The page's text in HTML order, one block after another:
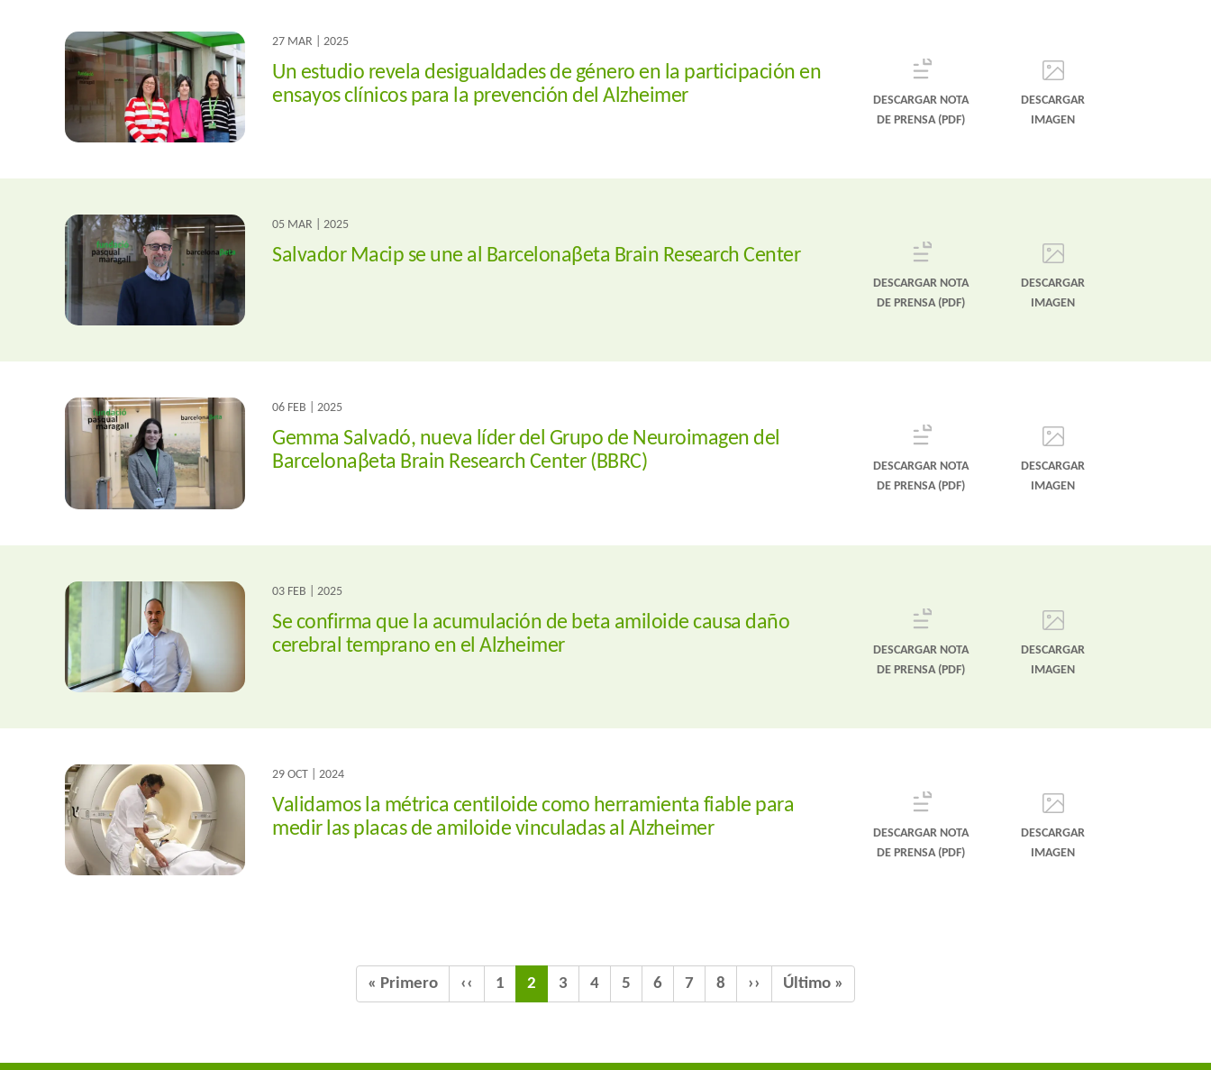
27 MAR | 2025
Un estudio revela desigualdades de género en la participación en
ensayos clínicos para la prevención del Alzheimer
DESCARGAR NOTA
DE PRENSA (PDF)
DESCARGAR
IMAGEN
05 MAR | 2025
Salvador Macip se une al Barcelonaβeta Brain Research Center
DESCARGAR NOTA
DE PRENSA (PDF)
DESCARGAR
IMAGEN
06 FEB | 2025
Gemma Salvadó, nueva líder del Grupo de Neuroimagen del
Barcelonaβeta Brain Research Center (BBRC)
DESCARGAR NOTA
DE PRENSA (PDF)
DESCARGAR
IMAGEN
03 FEB | 2025
Se confirma que la acumulación de beta amiloide causa daño
cerebral temprano en el Alzheimer
DESCARGAR NOTA
DE PRENSA (PDF)
DESCARGAR
IMAGEN
29 OCT | 2024
Validamos la métrica centiloide como herramienta fiable para
medir las placas de amiloide vinculadas al Alzheimer
DESCARGAR NOTA
DE PRENSA (PDF)
DESCARGAR
IMAGEN
« Primero ‹‹ 1 2 3 4 5 6 7 8 ›› Último »